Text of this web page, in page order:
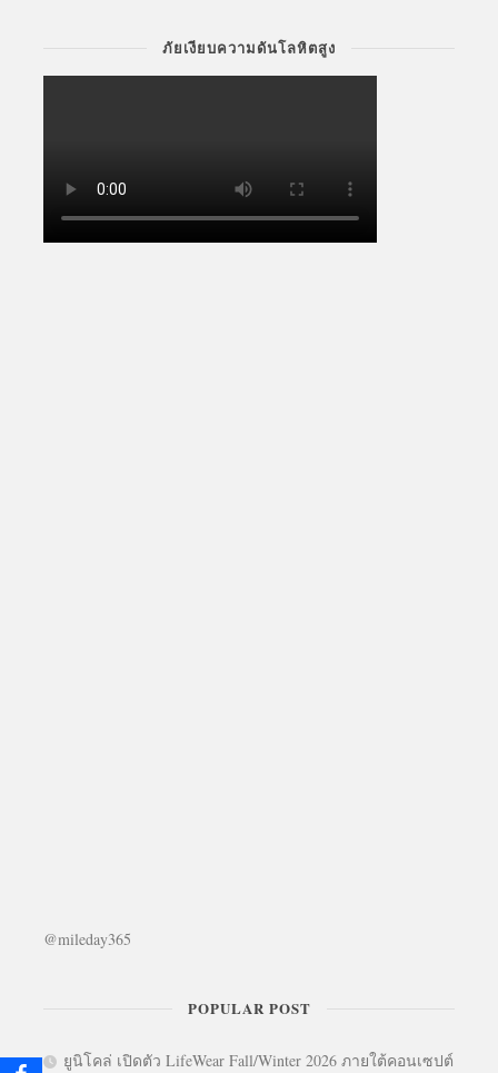
ภัยเงียบความดันโลหิตสูง
@mileday365
POPULAR POST
ยูนิโคล่ เปิดตัว LifeWear Fall/Winter 2026 ภายใต้คอนเซปต์